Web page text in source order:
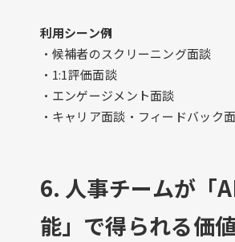
利用シーン例
・候補者のスクリーニング面談
・1:1評価面談
・エンゲージメント面談
・キャリア面談・フィードバック
6. 人事チームが「
能」で得られる価